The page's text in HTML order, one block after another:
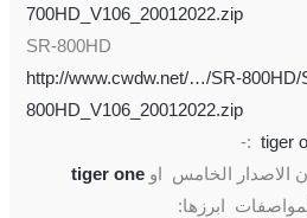
700HD_V106_20012022.zip
SR-800HD
http://www.cwdw.net/…/SR-800HD/
800HD_V106_20012022.zip
tiger
:-
الاصدار الخامس او tiger one
ابرزها: